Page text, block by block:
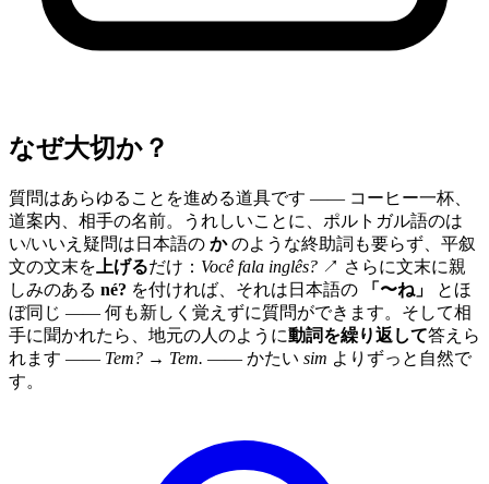
なぜ大切か？
質問はあらゆることを進める道具です —— コーヒー一杯、
道案内、相手の名前。うれしいことに、ポルトガル語のは
い/いいえ疑問は日本語の かのような終助詞も要らず、平叙
文の文末を 上げるだけ： Você fala inglês? ↗ さらに文末に親
しみのある né? を付ければ、それは日本語の 「〜ね」
とほ
ぼ同じ —— 何も新しく覚えずに質問ができます。そして相
手に聞かれたら、地元の人のように動詞を繰り返して答えら
れます —— Tem? → Tem. —— かたい sim よりずっと自然で
す。